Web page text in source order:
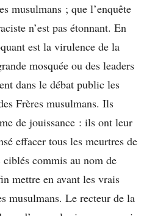
musulmans ; que l’enquête
n’est pas étonnant. En
est la virulence de la
mosquée ou des leaders
dans le débat public les
Frères musulmans. Ils
de jouissance : ils ont leur
effacer tous les meurtres de
ciblés commis au nom de
mettre en avant les vrais
musulmans. Le recteur de la